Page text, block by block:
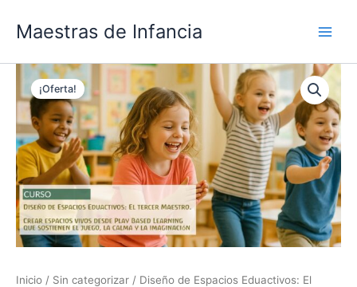
Maestras de Infancia
¡Oferta!
Inicio / Sin categorizar / Diseño de Espacios Eduactivos: El
El
precio
original
era:
US$167,00.
precio
actual
es:
US$67,00.
Diseño
Espacios
Eduactivos:
El
tercer
Maestro.
cantidad